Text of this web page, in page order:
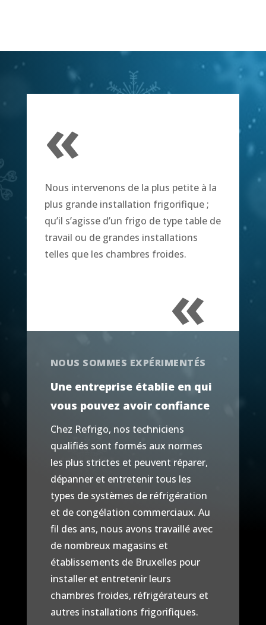
«
Nous intervenons de la plus petite à la
plus grande installation frigorifique ;
qu’il s’agisse d’un frigo de type table de
travail ou de grandes installations
telles que les chambres froides.
«
NOUS SOMMES EXPÉRIMENTÉS
Une entreprise établie en qui
vous pouvez avoir confiance
Chez Refrigo, nos techniciens
qualifiés sont formés aux normes
les plus strictes et peuvent réparer,
dépanner et entretenir tous les
types de systèmes de réfrigération
et de congélation commerciaux. Au
fil des ans, nous avons travaillé avec
de nombreux magasins et
établissements de Bruxelles pour
installer et entretenir leurs
chambres froides, réfrigérateurs et
autres installations frigorifiques.